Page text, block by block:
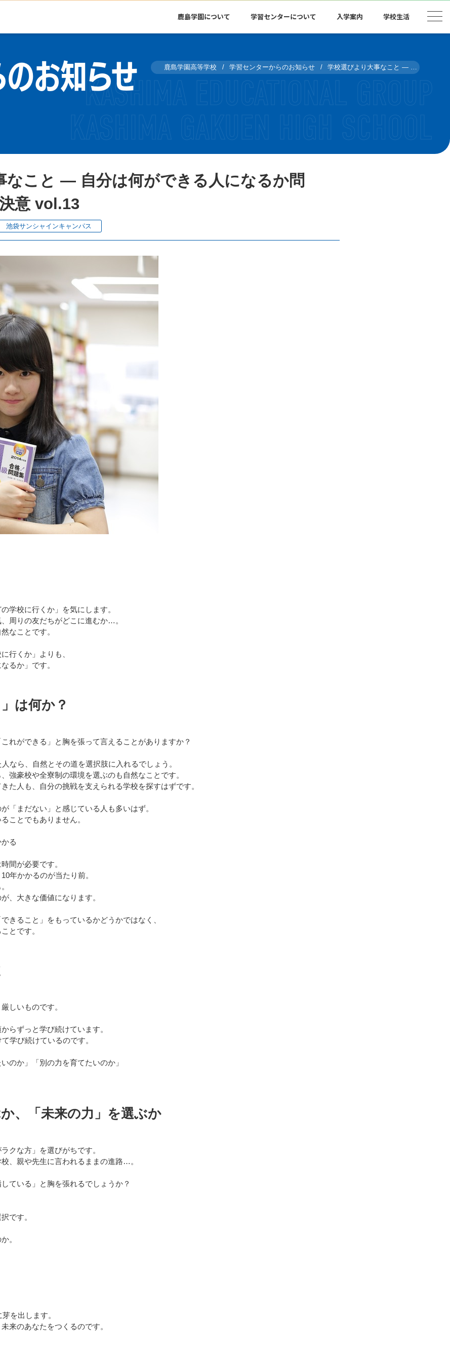
鹿島学園について 学習センターについて 入学案内 学校生活
お知らせ 鹿島学園高等学校 学習センターからのお知らせ 学校選びより大事なこと ― 自分は何ができる人になるか問題 #日曜日の決意 vol.13
なこと ― 自分は何ができる人になるか問
意 vol.13
池袋サンシャインキャンパス
学校に行くか」を気にします。
周りの友だちがどこに進むか…。
なことです。
行くか」よりも、
るか」です。
は何か？
れができる」と胸を張って言えることがありますか？
なら、自然とその道を選択肢に入れるでしょう。
強豪校や全寮制の環境を選ぶのも自然なことです。
た人も、自分の挑戦を支えられる学校を探すはずです。
「まだない」と感じている人も多いはず。
ことでもありません。
る
間が必要です。
年かかるのが当たり前。
、大きな価値になります。
きること」をもっているかどうかではなく、
とです。
しいものです。
らずっと学び続けています。
学び続けているのです。
のか」「別の力を育てたいのか」
、「未来の力」を選ぶか
クな方」を選びがちです。
、親や先生に言われるままの進路…。
ている」と胸を張れるでしょうか？
です。
。
を出します。
来のあなたをつくるのです。